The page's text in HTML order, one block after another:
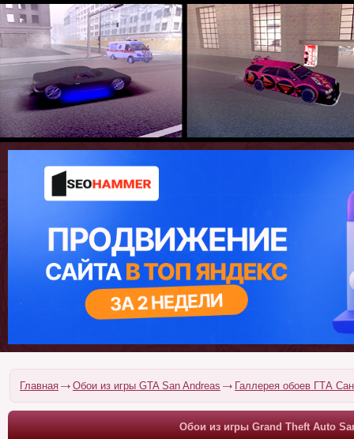
Главная Обои из игры GTA San Andreas Галлерея обоев ГТА
Обои из игры Grand Theft Auto